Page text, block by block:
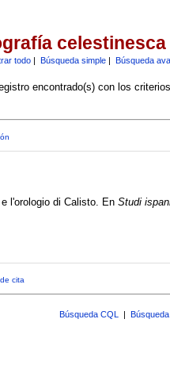
celestinesca
todo| Búsqueda simple| Búsqueda
encontrado(s) con los
l'orologio di Calisto. En Studi
cita
Búsqueda CQL |